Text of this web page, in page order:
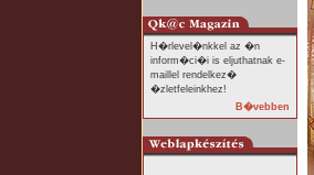
H�rlevel�nkkel az �n
inform�ci�i is eljuthatnak e-
maillel rendelkez�
�zletfeleinkhez!
B�vebben